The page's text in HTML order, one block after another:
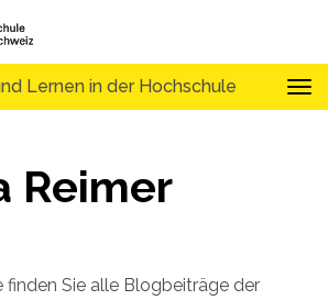
Lernen in der Hochschule
Reimer
finden Sie alle Blogbeiträge der